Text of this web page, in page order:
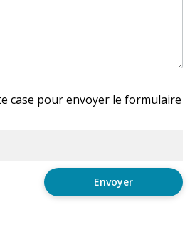
case pour envoyer le formulaire